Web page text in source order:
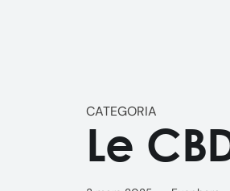
CATEGORIA
Le